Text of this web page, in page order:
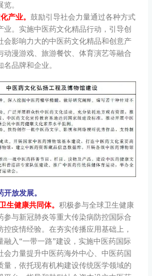
。
产业。鼓励引导社会力量通过各种方式
业。实施中医药文化精品行动，引导创
会影响力大的中医药文化精品和创意产
动漫游戏、旅游餐饮、体育演艺等融合
品牌和企业。
开放发展。
生健康共同体。积极参与全球卫生健康
参与新冠肺炎等重大传染病防控国际合
控疫情经验。在夯实传播应用基础上，
融入“一带一路”建设，实施中医药国际
会力量提升中医药海外中心、中医药国
量，依托现有机构建设传统医学领域的